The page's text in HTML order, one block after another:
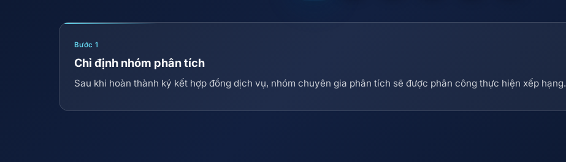
Bước 1
Chỉ định nhóm phân tích
Sau khi hoàn thành ký kết hợp đồng dịch vụ, nhóm chuyên gia phân tích sẽ được phân công thực hiện xếp hạng.